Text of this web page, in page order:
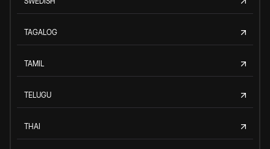
TAGALOG
TAMIL
TELUGU
THAI